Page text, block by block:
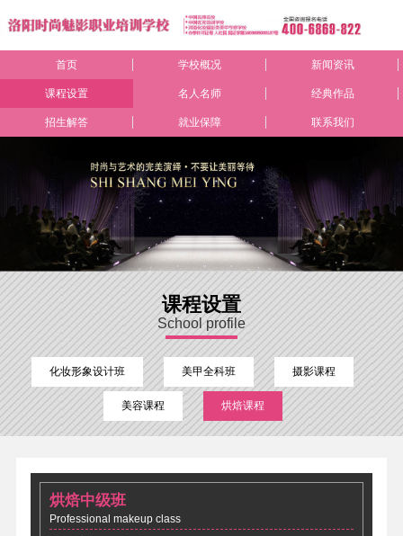
首页 学校概况 新闻资讯
课程设置 名人名师 经典作品
招生解答 就业保障 联系我们
课程设置
School profile
化妆形象设计班 美甲全科班 摄影课程
美容课程 烘焙课程
烘焙中级班
Professional makeup class